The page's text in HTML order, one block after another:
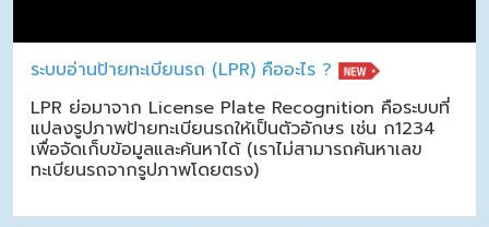
ระบบอ่านป้ายทะเบียนรถ (LPR) คืออะไร ?
LPR ย่อมาจาก License Plate Recognition คือระบบที่
แปลงรูปภาพป้ายทะเบียนรถให้เป็นตัวอักษร เช่น ก1234
เพื่อจัดเก็บข้อมูลและค้นหาได้ (เราไม่สามารถค้นหาเลข
ทะเบียนรถจากรูปภาพโดยตรง)